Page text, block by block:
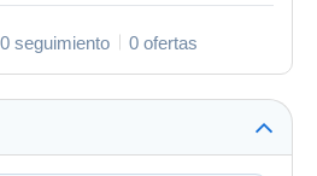
0 seguimiento 0 ofertas